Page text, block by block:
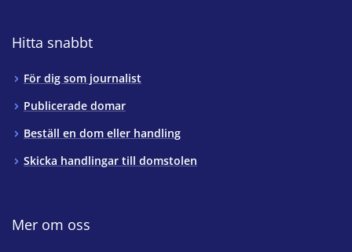
Hitta snabbt
För dig som journalist
Publicerade domar
Beställ en dom eller handling
Skicka handlingar till domstolen
Mer om oss